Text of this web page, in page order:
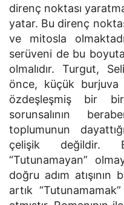
direnç noktası
yatar. Bu direnç
ve mitosla
serüveni de bu
olmalıdır. Turgut,
önce, küçük burjuva
özdeşleşmiş bir
sorunsalının
toplumunun
çelişik değildir.
“Tutunamayan”
doğru adım atışının
artık